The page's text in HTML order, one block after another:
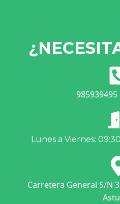
Lunes a Viernes:
Carretera General S/N